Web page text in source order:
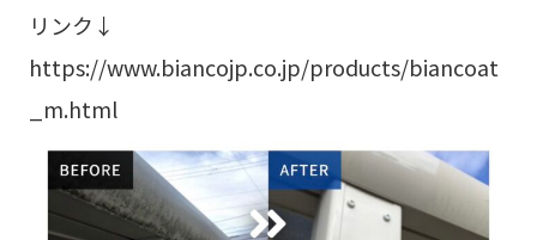
リンク↓
https://www.biancojp.co.jp/products/biancoat
_m.html